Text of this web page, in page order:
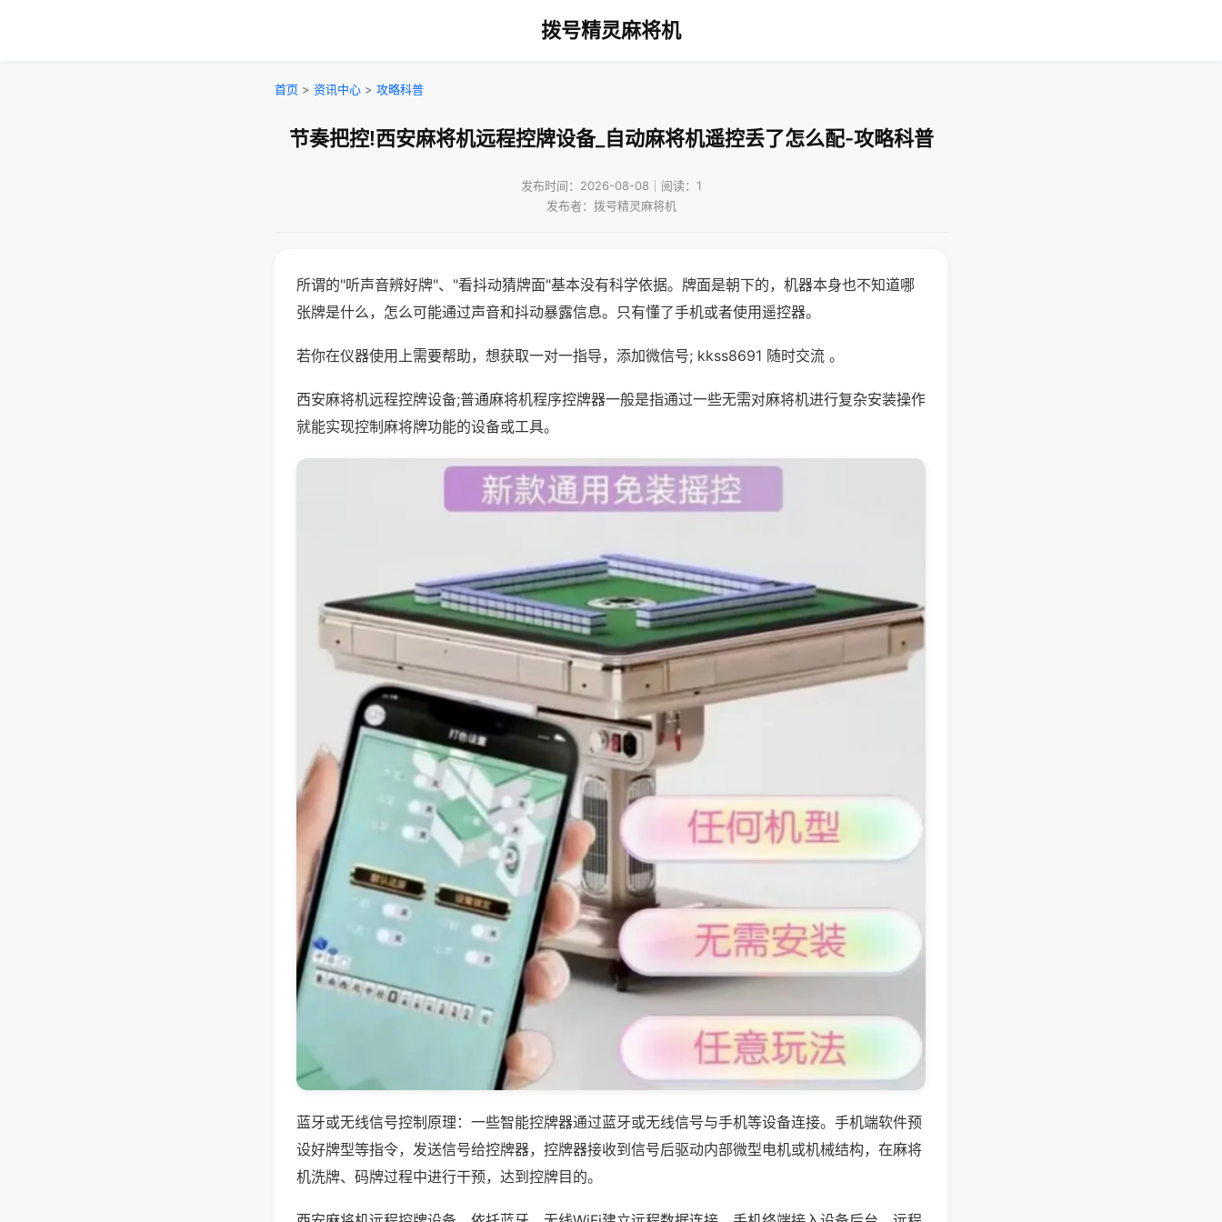
拨号精灵麻将机
首页 > 资讯中心 > 攻略科普
节奏把控!西安麻将机远程控牌设备_自动麻将机遥控丢了怎么配-攻略科普
发布时间：2026-08-08｜阅读：1
发布者：拨号精灵麻将机
所谓的"听声音辨好牌"、"看抖动猜牌面"基本没有科学依据。牌面是朝下的，机器本身也不知道哪
张牌是什么，怎么可能通过声音和抖动暴露信息。只有懂了手机或者使用遥控器。
若你在仪器使用上需要帮助，想获取一对一指导，添加微信号; kkss8691 随时交流 。
西安麻将机远程控牌设备;普通麻将机程序控牌器一般是指通过一些无需对麻将机进行复杂安装操作
就能实现控制麻将牌功能的设备或工具。
蓝牙或无线信号控制原理：一些智能控牌器通过蓝牙或无线信号与手机等设备连接。手机端软件预
设好牌型等指令，发送信号给控牌器，控牌器接收到信号后驱动内部微型电机或机械结构，在麻将
机洗牌、码牌过程中进行干预，达到控牌目的。